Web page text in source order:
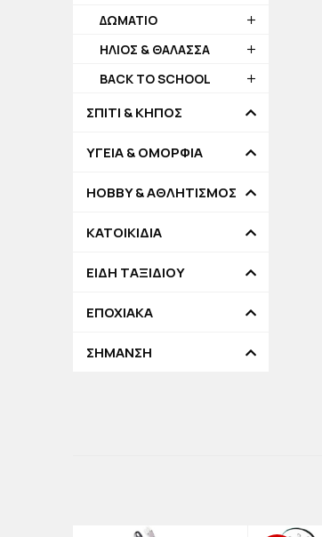
ΔΩΜΑΤΙΟ
ΗΛΙΟΣ & ΘΑΛΑΣΣΑ
BACK TO SCHOOL
ΣΠΙΤΙ & ΚΗΠΟΣ
ΥΓΕΙΑ & ΟΜΟΡΦΙΑ
HOBBY & ΑΘΛΗΤΙΣΜΟΣ
ΚΑΤΟΙΚΙΔΙΑ
ΕΙΔΗ ΤΑΞΙΔΙΟΥ
ΕΠΟΧΙΑΚΑ
ΣΗΜΑΝΣΗ